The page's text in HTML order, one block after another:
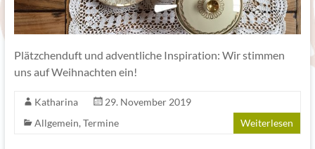
Plätzchenduft und adventliche Inspiration: Wir stimmen
uns auf Weihnachten ein!
Katharina
29. November 2019
Allgemein, Termine Weiterlesen